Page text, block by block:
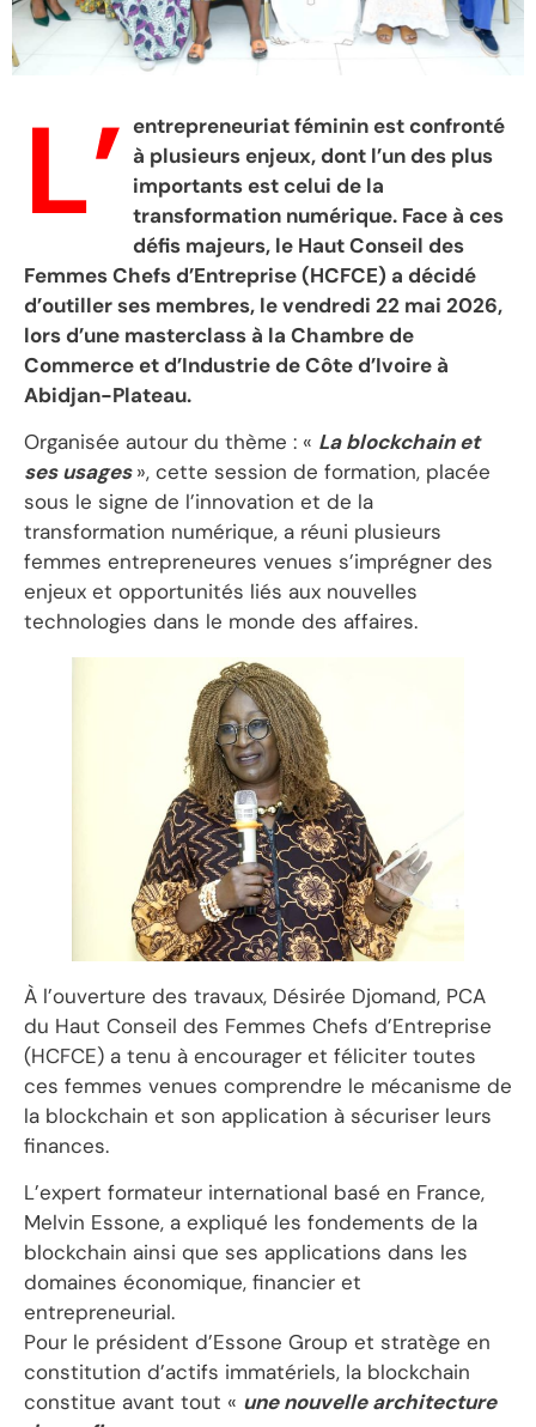
L’ entrepreneuriat féminin est confronté
à plusieurs enjeux, dont l’un des plus
importants est celui de la
transformation numérique. Face à ces
défis majeurs, le Haut Conseil des
Femmes Chefs d’Entreprise (HCFCE) a décidé
d’outiller ses membres, le vendredi 22 mai 2026,
lors d’une masterclass à la Chambre de
Commerce et d’Industrie de Côte d’Ivoire à
Abidjan-Plateau.
Organisée autour du thème : « La blockchain et
ses usages», cette session de formation, placée
sous le signe de l’innovation et de la
transformation numérique, a réuni plusieurs
femmes entrepreneures venues s’imprégner des
enjeux et opportunités liés aux nouvelles
technologies dans le monde des affaires.
À l’ouverture des travaux, Désirée Djomand, PCA
du Haut Conseil des Femmes Chefs d’Entreprise
(HCFCE) a tenu à encourager et féliciter toutes
ces femmes venues comprendre le mécanisme de
la blockchain et son application à sécuriser leurs
finances.
L’expert formateur international basé en France,
Melvin Essone, a expliqué les fondements de la
blockchain ainsi que ses applications dans les
domaines économique, financier et
entrepreneurial.
Pour le président d’Essone Group et stratège en
constitution d’actifs immatériels, la blockchain
constitue avant tout « une nouvelle architecture